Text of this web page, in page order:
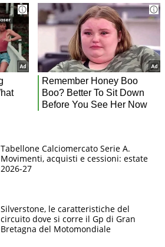
Tabellone Calciomercato Serie A.
Movimenti, acquisti e cessioni: estate
2026-27
Silverstone, le caratteristiche del
circuito dove si corre il Gp di Gran
Bretagna del Motomondiale